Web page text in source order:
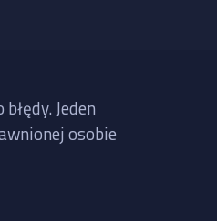
Jeden
osobie